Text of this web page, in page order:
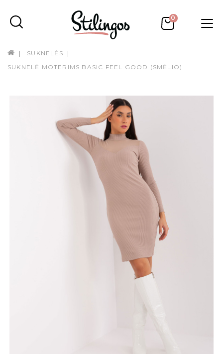
0
SUKNELĖS
SUKNELĖ MOTERIMS BASIC FEEL GOOD (SMĖLIO)